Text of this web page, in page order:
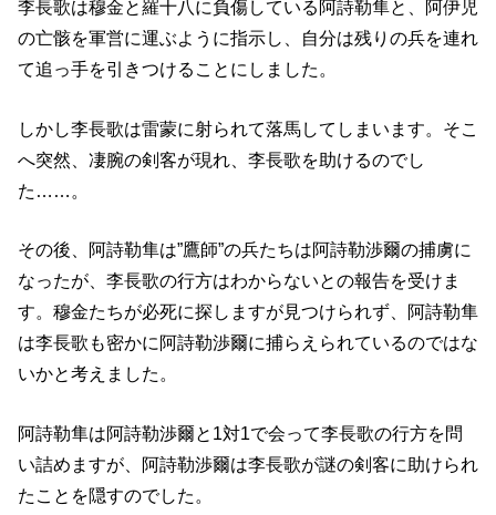
李長歌は穆金と羅十八に負傷している阿詩勒隼と、阿伊児
の亡骸を軍営に運ぶように指示し、自分は残りの兵を連れ
て追っ手を引きつけることにしました。
しかし李長歌は雷蒙に射られて落馬してしまいます。そこ
へ突然、凄腕の剣客が現れ、李長歌を助けるのでし
た……。
その後、阿詩勒隼は”鷹師”の兵たちは阿詩勒渉爾の捕虜に
なったが、李長歌の行方はわからないとの報告を受けま
す。穆金たちが必死に探しますが見つけられず、阿詩勒隼
は李長歌も密かに阿詩勒渉爾に捕らえられているのではな
いかと考えました。
阿詩勒隼は阿詩勒渉爾と1対1で会って李長歌の行方を問
い詰めますが、阿詩勒渉爾は李長歌が謎の剣客に助けられ
たことを隠すのでした。